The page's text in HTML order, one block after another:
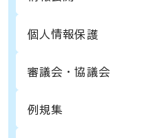
個人情報保護
審議会・協議会
例規集